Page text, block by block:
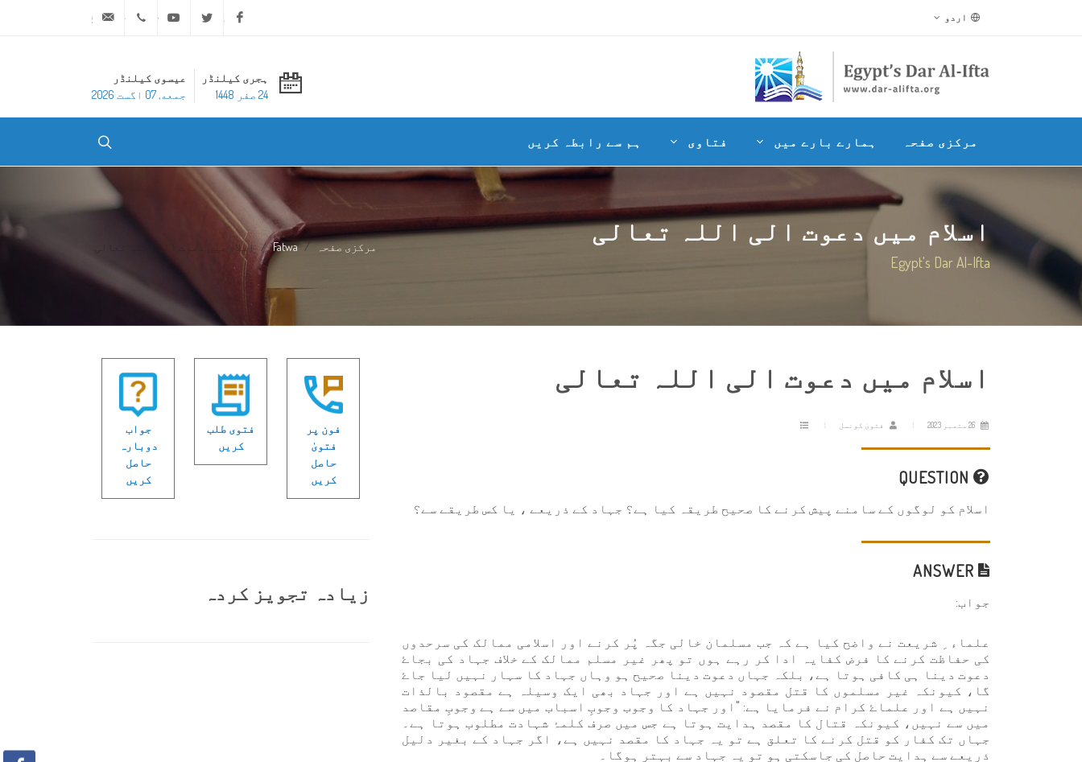
اردو Facebook
Twitter
Youtube
ہجری کیلنڈر
24 صفر 1448
عیسوی کیلنڈر
جمعه, 07 اگست 2026
مرکزی صفحہ ہمارے بارے میں فتاوی ہم سے رابطہ کریں
اسلام میں دعوت الی اللہ تعالی
Egypt's Dar Al-Ifta
مرکزی صفحہ Fatwa اسلام میں دعوت الی اللہ تعالی
اسلام میں دعوت الی اللہ تعالی
26 ستمبر 2023 فتویٰ کونسل
اسلام کو لوگوں کے سامنے پیش کرنے کا صحیح طریقہ کیا ہے؟ جہاد کے ذریعے ، یا کس طریقے سے؟
جواب:
علماء ِ شریعت نے واضح کیا ہے کہ جب مسلمان خالی جگہ پُر کرنے اور اسلامی ممالک کی سرحدوں
کی حفاظت کرنے کا فرض کفایہ ادا کر رہے ہوں تو پھر غیر مسلم ممالک کے خلاف جہاد کی بجاۓ
دعوت دینا ہی کافی ہوتا ہے، بلکہ جہاں دعوت دینا صحیح ہو وہاں جہاد کا سہار نہیں لیا جاۓ
گا، کیونکہ غیر مسلموں کا قتل مقصود نہیں ہے اور جہاد بھی ایک وسیلہ ہے مقصود بالذات
نہیں ہے اور علماۓ کرام نے فرمایا ہے: "اور جہاد کا وجوب وجوبِ اسباب میں سے ہے وجوبِ مقاصد
میں سے نہیں، کیونکہ قتال کا مقصد ہدایت ہوتا ہے جس میں صرف کلمۂ شہادت مطلوب ہوتا ہے۔
جہاں تک کفار کو قتل کرنے کا تعلق ہے تو یہ جہاد کا مقصد نہیں ہے، اگر جہاد کے بغیر دلیل
ذریعے سے ہدایت حاصل کی جاسکتی ہو تو یہ جہاد سے بہتر ہوگا۔
فون پر
فتویٰ
حاصل
کریں
فتوی طلب
کریں
جواب
دوبارہ
حاصل
کریں
زیادہ تجویز کردہ